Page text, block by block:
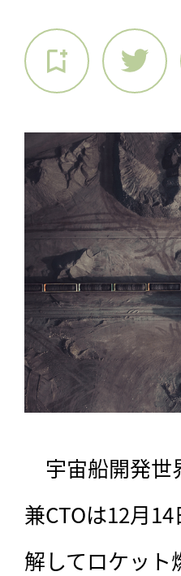
宇宙船開発世
兼CTOは12月
解してロケッ